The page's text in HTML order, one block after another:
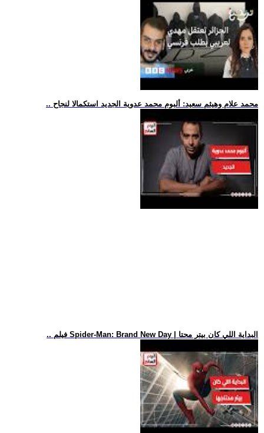
.. محمد علام وهيثم سعيد: ألبوم محمد عدوية الجديد استكمالا لنجاح
.. فيلم Spider-Man: Brand New Day | البداية اللي كان بيتر محتا